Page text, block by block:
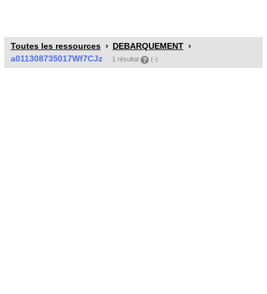
Toutes les ressources
DEBARQUEMENT
a011308735017Wf7CJz
1 résultat (-)